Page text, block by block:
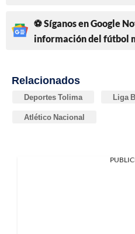
⚽ Síganos en Google
información del fútbol
Relacionados
Deportes Tolima Liga
Atlético Nacional